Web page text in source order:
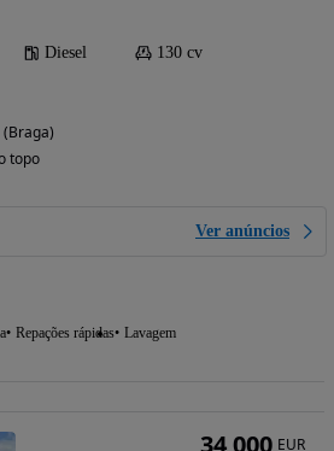
Diesel
130 cv
(Braga)
topo
Ver anúncios
Repações rápidas Lavagem
34 000 EUR